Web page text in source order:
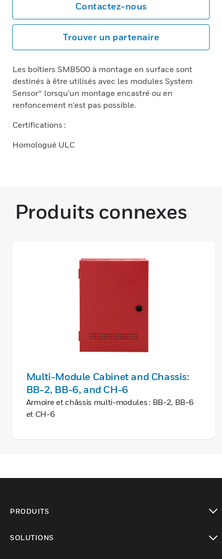
Contactez-nous
Trouver un partenaire
Les boîtiers SMB500 à montage en surface sont
destinés à être utilisés avec les modules System
Sensor® lorsqu'un montage encastré ou en
renfoncement n'est pas possible.
Certifications :
Homologué ULC
Produits connexes
Multi-Module Cabinet and Chassis:
BB-2, BB-6, and CH-6
Armoire et châssis multi-modules : BB-2, BB-6
et CH-6
PRODUITS
SOLUTIONS